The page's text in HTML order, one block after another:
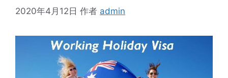
2020年4月12日 作者 admin